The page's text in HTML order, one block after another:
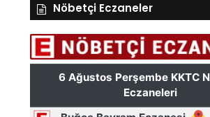
Nöbetçi Eczaneler